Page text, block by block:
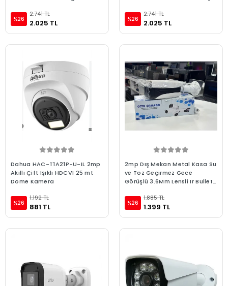
%26
2.741 TL
2.025 TL %26
2.741 TL
2.025 TL
Dahua HAC-T1A21P-U-IL 2mp
Akıllı Çift Işıklı HDCVI 25 mt
Dome Kamera
%26
1.192 TL
881 TL
2mp Dış Mekan Metal Kasa Su
ve Toz Geçirmez Gece
Görüşlü 3.6Mm Lensli Ir Bullet
%26
1.885 TL
1.399 TL